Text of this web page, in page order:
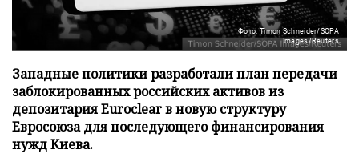
Фото: Timon Schneider/SOPA
Images/Reuters
Западные политики разработали план передачи
заблокированных российских активов из
депозитария Euroclear в новую структуру
Евросоюза для последующего финансирования
нужд Киева.